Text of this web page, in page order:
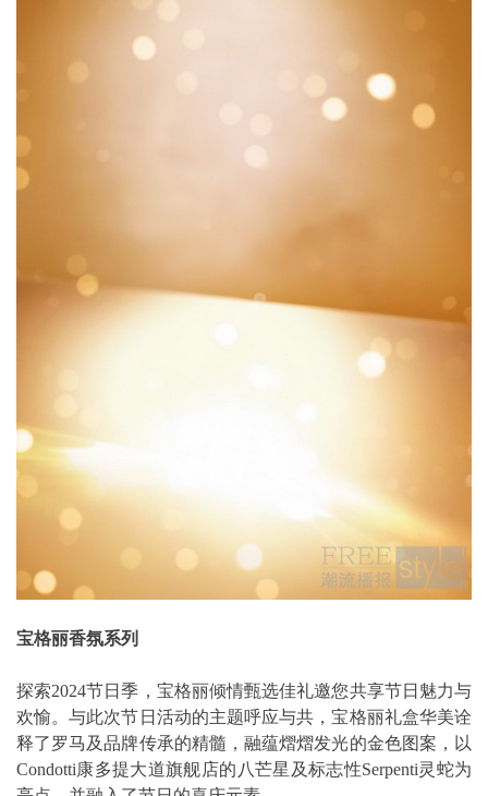
宝格丽香氛系列
探索2024节日季，宝格丽倾情甄选佳礼邀您共享节日魅力与
欢愉。与此次节日活动的主题呼应与共，宝格丽礼盒华美诠
释了罗马及品牌传承的精髓，融蕴熠熠发光的金色图案，以
Condotti康多提大道旗舰店的八芒星及标志性Serpenti灵蛇为